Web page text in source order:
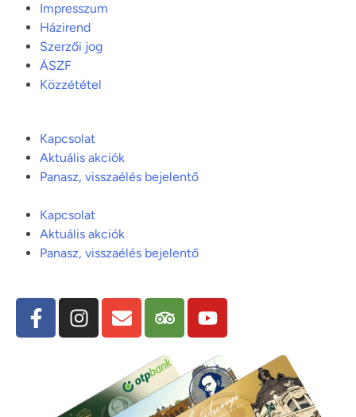
Impresszum
Házirend
Szerzői jog
ÁSZF
Közzététel
Kapcsolat
Aktuális akciók
Panasz, visszaélés bejelentő
Kapcsolat
Aktuális akciók
Panasz, visszaélés bejelentő